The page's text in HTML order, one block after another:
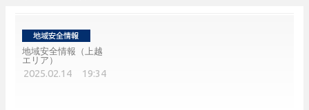
地域安全情報（上越
エリア）
2025.02.14 19:34